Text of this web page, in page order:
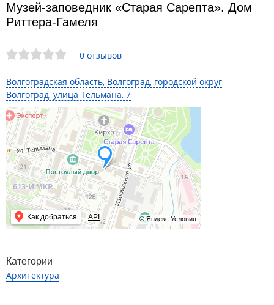
0 отзывов
Волгоградская область, Волгоград, городской округ
Волгоград, улица Тельмана, 7
© Яндекс Условия
Как добраться API
Музей-заповедник «Старая Сарепта». Дом
Риттера-Гамеля
Категории
Архитектура